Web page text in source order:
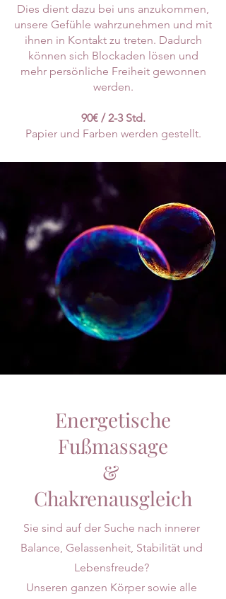
Dies dient dazu bei uns anzukommen,
unsere Gefühle wahrzunehmen und mit
ihnen in Kontakt zu treten. Dadurch
können sich Blockaden lösen und
mehr persönliche Freiheit gewonnen
werden.
90€ / 2-3 Std.
Papier und Farben werden gestellt.
Energetische
Fußmassage
&
Chakrenausgleich
Sie sind auf der Suche nach innerer
Balance, Gelassenheit, Stabilität und
Lebensfreude?
Unseren ganzen Körper sowie alle